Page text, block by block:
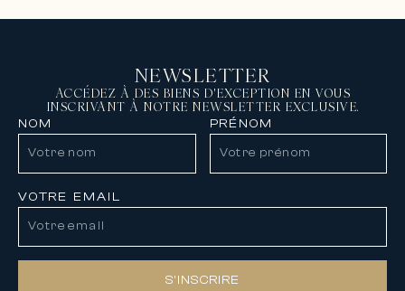
NEWSLETTER
ACCÉDEZ À DES BIENS D'EXCEPTION EN VOUS
INSCRIVANT À NOTRE NEWSLETTER EXCLUSIVE.
NOM PRÉNOM
VOTRE EMAIL
S’INSCRIRE